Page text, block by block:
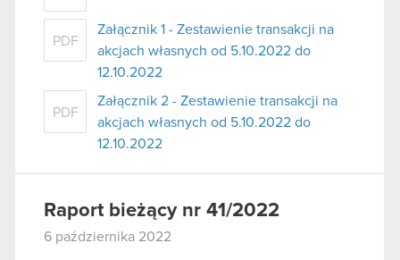
PDF
Załącznik 1 - Zestawienie transakcji na
akcjach własnych od 5.10.2022 do
12.10.2022
PDF
Załącznik 2 - Zestawienie transakcji na
akcjach własnych od 5.10.2022 do
12.10.2022
Raport bieżący nr 41/2022
6 października 2022